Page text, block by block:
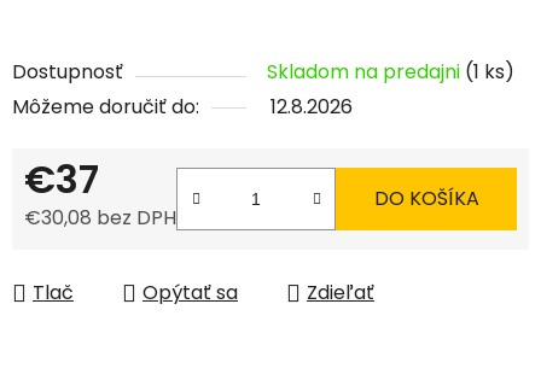
Dostupnosť Skladom na predajni (1 ks)
Môžeme doručiť do:
12.8.2026
€37
€30,08 bez DPH
DO KOŠÍKA
Tlač Opýtať sa Zdieľať